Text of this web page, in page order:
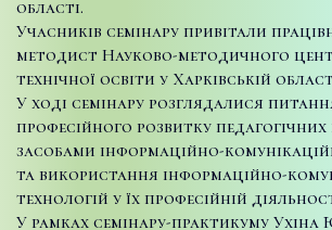
області.
Учасників семінару привітали
методист Науково-методичного
технічної освіти у Харківській
У ході семінару розглядалися
професійного розвитку педагогічних
засобами інформаційно-
та використання інформаційно-
технологій у їх професійній
У рамках семінару-практикуму